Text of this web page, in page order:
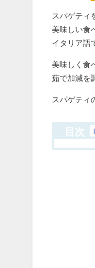
スパゲティ
美味しい食
イタリア語
美味しく食
茹で加減を
スパゲティ
目次 [